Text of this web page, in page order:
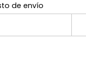
de envío